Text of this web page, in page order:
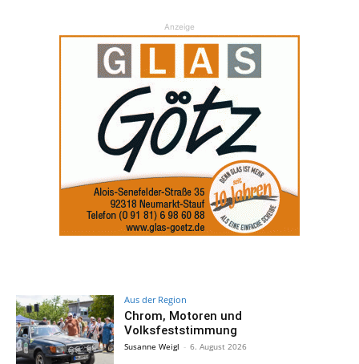
Anzeige
Aus der Region
Chrom, Motoren und
Volksfeststimmung
Susanne Weigl - 6. August 2026